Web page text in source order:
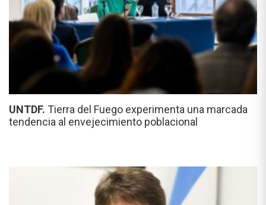
UNTDF. Tierra del Fuego experimenta una marcada
tendencia al envejecimiento poblacional